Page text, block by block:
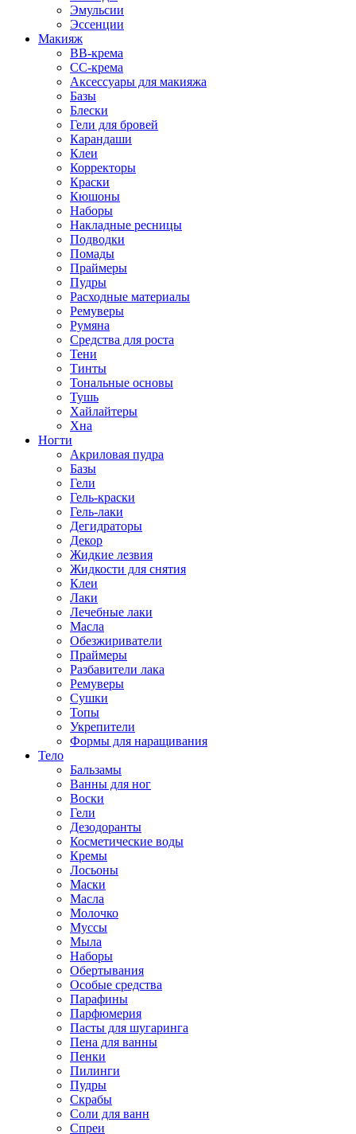
Эмульсии
Эссенции
Макияж
BB-крема
CC-крема
Аксессуары для макияжа
Базы
Блески
Гели для бровей
Карандаши
Клеи
Корректоры
Краски
Кюшоны
Наборы
Накладные ресницы
Подводки
Помады
Праймеры
Пудры
Расходные материалы
Ремуверы
Румяна
Средства для роста
Тени
Тинты
Тональные основы
Тушь
Хайлайтеры
Хна
Ногти
Акриловая пудра
Базы
Гели
Гель-краски
Гель-лаки
Дегидраторы
Декор
Жидкие лезвия
Жидкости для снятия
Клеи
Лаки
Лечебные лаки
Масла
Обезжириватели
Праймеры
Разбавители лака
Ремуверы
Сушки
Топы
Укрепители
Формы для наращивания
Тело
Бальзамы
Ванны для ног
Воски
Гели
Дезодоранты
Косметические воды
Кремы
Лосьоны
Маски
Масла
Молочко
Муссы
Мыла
Наборы
Обертывания
Особые средства
Парафины
Парфюмерия
Пасты для шугаринга
Пена для ванны
Пенки
Пилинги
Пудры
Скрабы
Соли для ванн
Спреи